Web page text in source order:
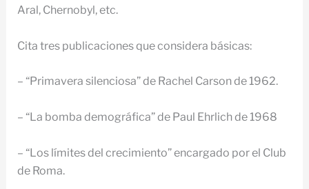
Aral, Chernobyl, etc.
Cita tres publicaciones que considera básicas:
– “Primavera silenciosa” de Rachel Carson de 1962.
– “La bomba demográfica” de Paul Ehrlich de 1968
– “Los límites del crecimiento” encargado por el Club
de Roma.